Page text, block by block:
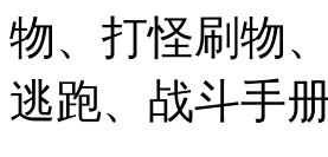
物、打怪刷物
逃跑、战斗手